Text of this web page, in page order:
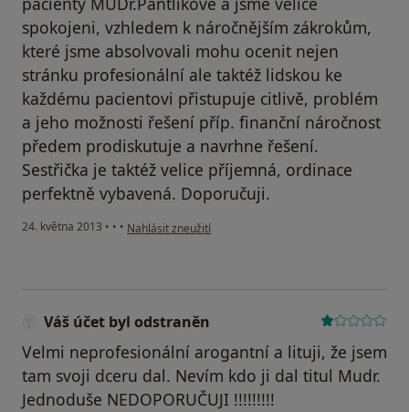
spokojeni, vzhledem k náročnějším zákrokům,
které jsme absolvovali mohu ocenit nejen
stránku profesionální ale taktéž lidskou ke
každému pacientovi přistupuje citlivě, problém
a jeho možnosti řešení příp. finanční náročnost
předem prodiskutuje a navrhne řešení.
Sestřička je taktéž velice příjemná, ordinace
perfektně vybavená. Doporučuji.
24. května 2013 • • • podle názoru uživatele Váš účet byl odstraněn
Nahlásit zneužití
Váš účet byl odstraněn
Velmi neprofesionální arogantní a lituji, že jsem
tam svoji dceru dal. Nevím kdo ji dal titul Mudr.
Jednoduše NEDOPORUČUJI !!!!!!!!!